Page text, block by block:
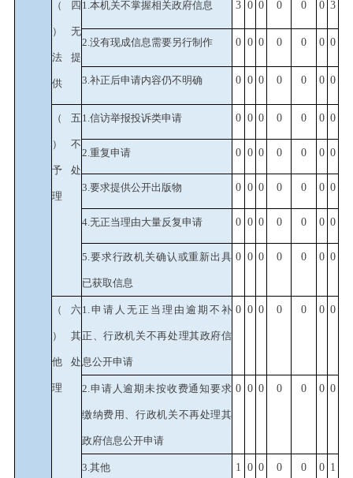
（四
）无
法提
供
1.本机关不掌握相关政府信息 3 0 0 0 0 0 3
2.没有现成信息需要另行制作 0 0 0 0 0 0 0
3.补正后申请内容仍不明确 0 0 0 0 0 0 0
（五
）不
予处
理
1.信访举报投诉类申请 0 0 0 0 0 0 0
2.重复申请 0 0 0 0 0 0 0
3.要求提供公开出版物 0 0 0 0 0 0 0
4.无正当理由大量反复申请 0 0 0 0 0 0 0
5.要求行政机关确认或重新出具
已获取信息
0 0 0 0 0 0 0
（六
）其
他处
理
1.申请人无正当理由逾期不补
正、行政机关不再处理其政府信
息公开申请
0 0 0 0 0 0 0
2.申请人逾期未按收费通知要求
缴纳费用、行政机关不再处理其
政府信息公开申请
0 0 0 0 0 0 0
3.其他 1 0 0 0 0 0 1